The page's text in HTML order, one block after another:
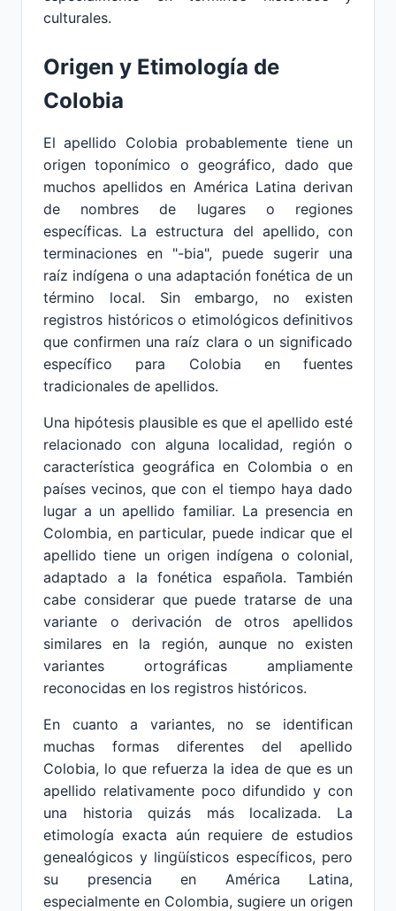
culturales.
Origen y Etimología de
Colobia
El apellido Colobia probablemente tiene un
origen toponímico o geográfico, dado que
muchos apellidos en América Latina derivan
de nombres de lugares o regiones
específicas. La estructura del apellido, con
terminaciones en "-bia", puede sugerir una
raíz indígena o una adaptación fonética de un
término local. Sin embargo, no existen
registros históricos o etimológicos definitivos
que confirmen una raíz clara o un significado
específico para Colobia en fuentes
tradicionales de apellidos.
Una hipótesis plausible es que el apellido esté
relacionado con alguna localidad, región o
característica geográfica en Colombia o en
países vecinos, que con el tiempo haya dado
lugar a un apellido familiar. La presencia en
Colombia, en particular, puede indicar que el
apellido tiene un origen indígena o colonial,
adaptado a la fonética española. También
cabe considerar que puede tratarse de una
variante o derivación de otros apellidos
similares en la región, aunque no existen
variantes ortográficas ampliamente
reconocidas en los registros históricos.
En cuanto a variantes, no se identifican
muchas formas diferentes del apellido
Colobia, lo que refuerza la idea de que es un
apellido relativamente poco difundido y con
una historia quizás más localizada. La
etimología exacta aún requiere de estudios
genealógicos y lingüísticos específicos, pero
su presencia en América Latina,
especialmente en Colombia, sugiere un origen